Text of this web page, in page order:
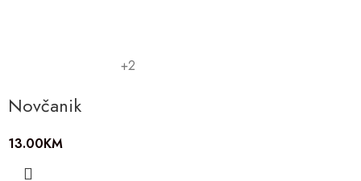
+2
Novčanik
13.00KM